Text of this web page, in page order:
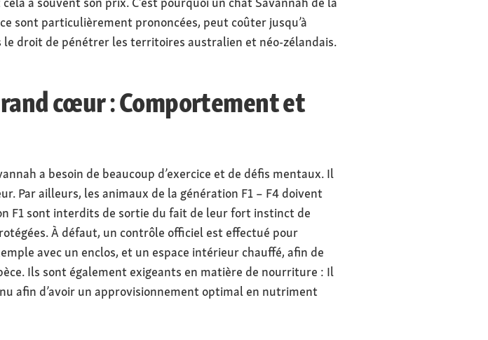
sont particulièrement prononcées, peut coûter jusqu’à
le droit de pénétrer les territoires australien et néo-zélandais.
cœur : Comportement et
a besoin de beaucoup d’exercice et de défis mentaux. Il
Par ailleurs, les animaux de la génération F1 – F4 doivent
F1 sont interdits de sortie du fait de leur fort instinct de
À défaut, un contrôle officiel est effectué pour
avec un enclos, et un espace intérieur chauffé, afin de
Ils sont également exigeants en matière de nourriture : Il
afin d’avoir un approvisionnement optimal en nutriment